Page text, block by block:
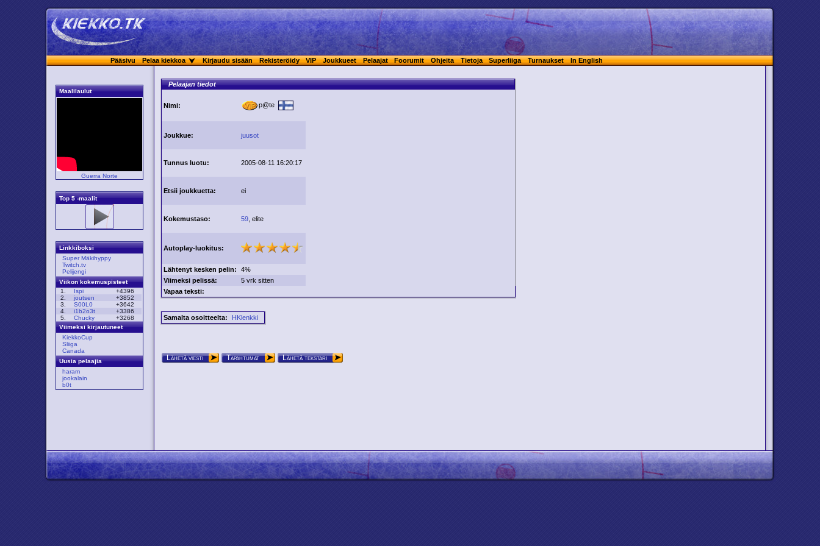
Pääsivu Pelaa kiekkoa Kirjaudu sisään Rekisteröidy VIP Joukkueet Pelaajat Foorumit Ohjeita Tietoja Superliiga Turnaukset In English
Maalilaulut
Guerra Norte
Top 5 -maalit
Linkkiboksi
Super Mäkihyppy
Twitch.tv
Pelijengi
Viikon kokemuspisteet
1.
Ispi
+4396
2.
joutsen
+3852
3.
S00L0
+3642
4.
i1b2o3t
+3386
5.
Chucky
+3268
Viimeksi kirjautuneet
KiekkoCup
Sliiga
Canada
Uusia pelaajia
haram
jookalain
b0t
Pelaajan tiedot
Nimi: p@te
Joukkue: juusot
Tunnus luotu: 2005-08-11 16:20:17
Etsii joukkuetta: ei
Kokemustaso: 59 , elite
Autoplay-luokitus:
Lähtenyt kesken pelin:
4%
Viimeksi pelissä:
5 vrk sitten
Vapaa teksti:
Samalta osoitteelta: HKlenkki
Lähetä viesti Tapahtumat Lähetä tekstari